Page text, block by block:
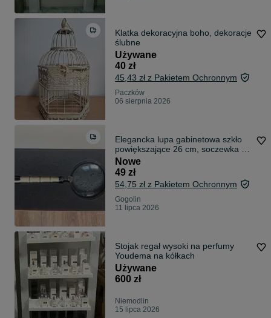
Klatka dekoracyjna boho, dekoracje
ślubne
Używane
40 zł
45,43 zł z Pakietem Ochronnym
Paczków
06 sierpnia 2026
Elegancka lupa gabinetowa szkło
powiększające 26 cm, soczewka 10
cm
Nowe
49 zł
54,75 zł z Pakietem Ochronnym
Gogolin
11 lipca 2026
Stojak regał wysoki na perfumy
Youdema na kółkach
Używane
600 zł
Niemodlin
15 lipca 2026